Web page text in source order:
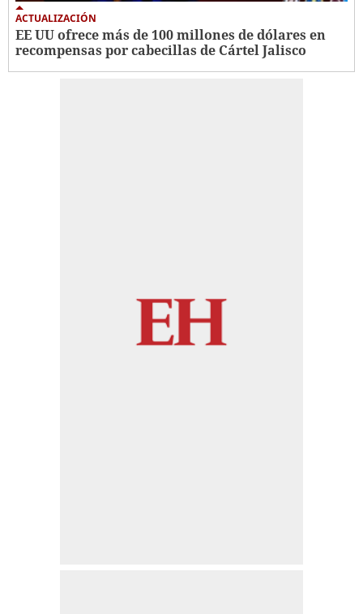
ACTUALIZACIÓN
EE UU ofrece más de 100 millones de dólares en
recompensas por cabecillas de Cártel Jalisco